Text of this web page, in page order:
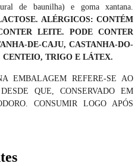
de baunilha) e goma xantana.
ALÉRGICOS: CONTÉM
LEITE. PODE CONTER
DE-CAJU, CASTANHA-DO-
CENTEIO, TRIGO E LÁTEX.
EMBALAGEM REFERE-SE AO
QUE, CONSERVADO EM
CONSUMIR LOGO APÓS